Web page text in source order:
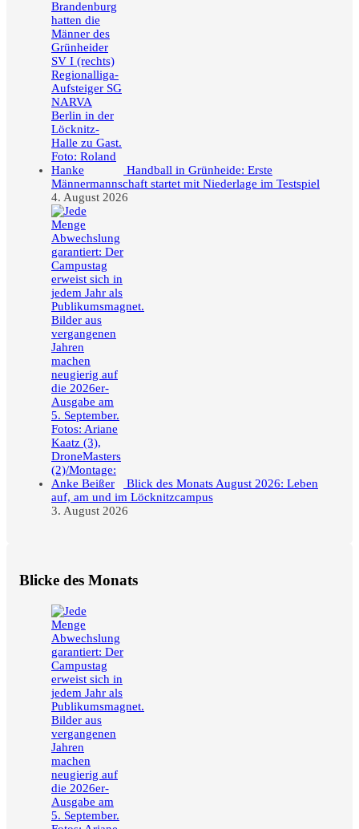
Handball in Grünheide: Erste
Männermannschaft startet mit Niederlage im Testspiel
4. August 2026
Blick des Monats August 2026: Leben
auf, am und im Löcknitzcampus
3. August 2026
Blicke des Monats